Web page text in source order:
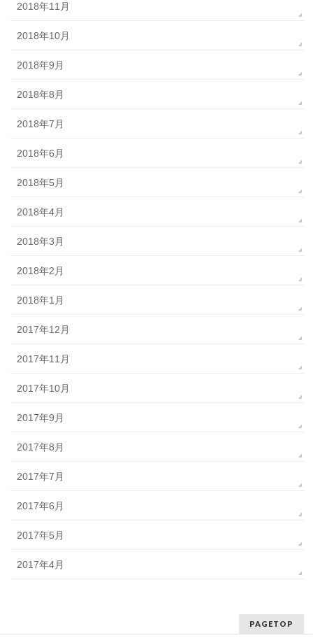
2018年11月
2018年10月
2018年9月
2018年8月
2018年7月
2018年6月
2018年5月
2018年4月
2018年3月
2018年2月
2018年1月
2017年12月
2017年11月
2017年10月
2017年9月
2017年8月
2017年7月
2017年6月
2017年5月
2017年4月
PAGETOP